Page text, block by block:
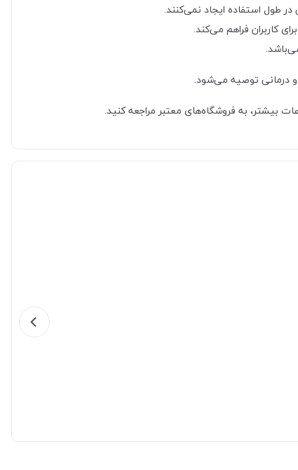
استفاده ایجاد نمی‌کنند.
کاربران فراهم می‌کند.
و درمانی توصیه می‌شود.